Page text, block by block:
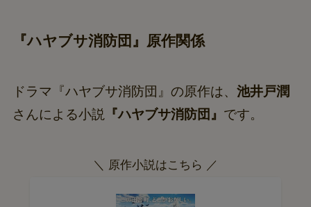
『ハヤブサ消防団』原作関係
ドラマ『ハヤブサ消防団』の原作は、 池井戸潤
さんによる小説 『ハヤブサ消防団』 です。
＼ 原作小説はこちら ／